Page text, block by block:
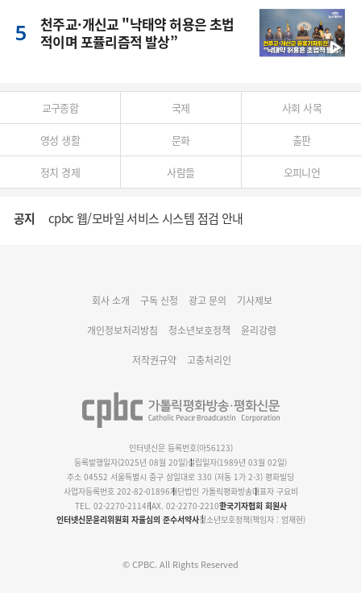
천주교·개신교 "낙태약 허용은 초법
적이며 포퓰리즘적 발상”
교구종합 국제 사회 사목
영성 생활 문화 출판
정치 경제 사람들 오피니언
공지 cpbc 웹/모바일 서비스 시스템 점검 안내
명동 미디어큐브 & 1898 미디어월 공모전 수상작 발표
회사 소개 구독 신청 광고 문의 기사제보
개인정보처리방침 청소년보호정책 윤리강령
저작권규약 고충처리인
인터넷신문 등록번호(아56123)
등록발행일자(2025년 08월 20일)설립일자(1989년 03월 02일)
주소 04552 서울특별시 중구 삼일대로 330 (저동 1가 2-3) 평화빌딩
사업자등록번호 202-82-01896재단법인 가톨릭평화방송대표자 구요비
TEL. 02-2270-2114FAX. 02-2270-2210한국기자협회 회원사
인터넷신문윤리위원회 자율심의 준수서약사청소년보호정책(책임자 : 엄재현)
© CPBC. All Rights Reserved